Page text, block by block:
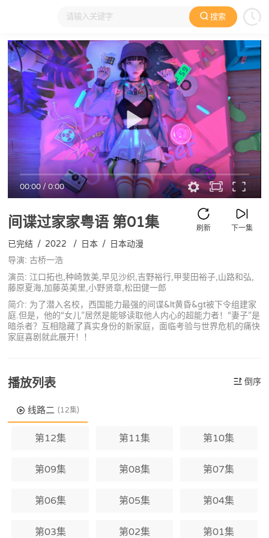
搜索
大家在看 日本动漫 国产动漫 欧美动漫 动漫电影
00:00/0:00
间谍过家家粤语 第01集 下一集
刷新
已完结 / 2022 / 日本 / 日本动漫
导演: 古桥一浩
演员: 江口拓也,种崎敦美,早见沙织,吉野裕行,甲斐田裕子,山路和弘,
藤原夏海,加藤英美里,小野贤章,松田健一郎
简介: 为了潜入名校，西国能力最强的间谍&lt黄昏&gt被下令组建家
庭.但是，他的“女儿”居然是能够读取他人内心的超能力者！“妻子”是
暗杀者？互相隐藏了真实身份的新家庭，面临考验与世界危机的痛快
家庭喜剧就此展开！！
播放列表 倒序
线路二 (12集)
第12集 第11集 第10集
第09集 第08集 第07集
第06集 第05集 第04集
第03集 第02集 第01集